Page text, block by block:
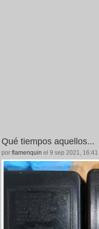
Qué tiempos aquellos...
por flamenquin el 9 sep 2021, 16:41